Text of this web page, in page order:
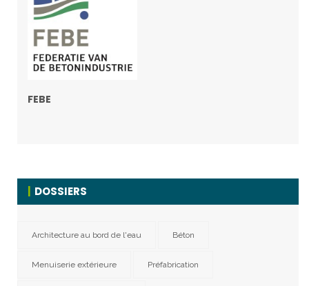
FEBE
DOSSIERS
Architecture au bord de l'eau Béton
Menuiserie extérieure Préfabrication